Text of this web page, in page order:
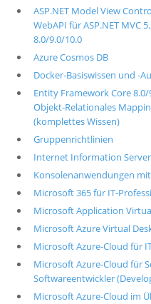
ASP.NET Model View
WebAPI für ASP.NET MVC
8.0/9.0/10.0
Azure Cosmos DB
Docker-Basiswissen und -
Entity Framework Core 8.0/
Objekt-Relationales
(komplettes Wissen)
Gruppenrichtlinien
Internet Information
Konsolenanwendungen mit
Microsoft 365 für IT-
Microsoft Application
Microsoft Azure Virtual
Microsoft Azure-Cloud für
Microsoft Azure-Cloud für
Softwareentwickler
Microsoft Azure-Cloud im